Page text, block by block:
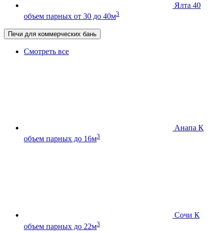
Ялта 40
объем парных от 30 до 40м3
Печи для коммерческих бань
Смотреть все
Анапа К
объем парных до 16м3
Сочи К
объем парных до 22м3